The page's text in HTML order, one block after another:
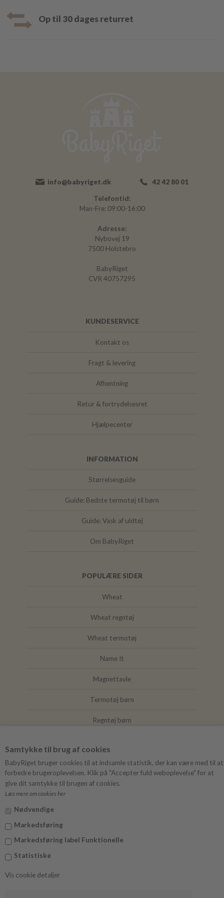
Samtykke til brug af cookies
BabyRiget bruger cookies til at indsamle statistik, der kan være med til at
forbedre brugeroplevelsen. Klik på "Accepter fuld weboplevelse" for at
give dit samtykke til brugen af cookies.
Læs mere om cookies her
Nødvendige
Markedsføring
Markedsføring label Funktionelle
Statistiske
Vis cookie detaljer
Op til 30 dages returret
info@babyriget.dk 42 42 80 01
Telefontid:
Man-Fre: 09:00-16:00
Adresse:
Nybovej 19
7500 Holstebro
BabyRiget
CVR 40757295
KUNDESERVICE
Kontakt os
Fragt & levering
Afhentning
Retur & fortrydelsesret
Hjælpecenter
INFORMATION
Størrelsesguide
Guide: Bedste termotøj til børn
Guide: Vask af uldtøj
Om BabyRiget
POPULÆRE SIDER
Wheat
Wheat regntøj
Wheat termotøj
Name It
Magnettavle
Termotøj børn
Regntøj børn
Mushie
Facebook